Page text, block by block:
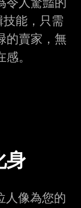
能，只需
的賣家，無
。
身
人像為您的